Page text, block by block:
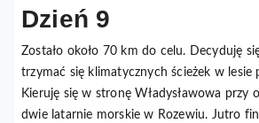
Dzień 9
Zostało około 70 km do celu. Decyduję
trzymać się klimatycznych ścieżek w lesie
Kieruję się w stronę Władysławowa przy
dwie latarnie morskie w Rozewiu. Jutro